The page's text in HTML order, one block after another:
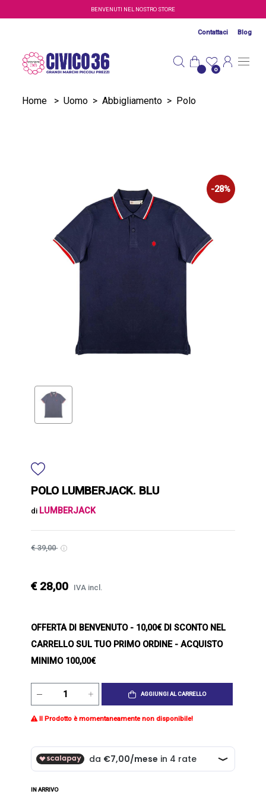
Salta al contenuto principaleBENVENUTI NEL NOSTRO STORE
Contattaci Blog
0
Home > Uomo > Abbigliamento > Polo
-28%
POLO LUMBERJACK. BLU
di LUMBERJACK
€ 39,00
€ 28,00 IVA incl.
OFFERTA DI BENVENUTO- 10,00€ DI SCONTO NEL
CARRELLO SUL TUO PRIMO ORDINE - ACQUISTO
MINIMO 100,00€
AGGIUNGI AL CARRELLO
Il Prodotto è momentaneamente non disponibile!
IN ARRIVO